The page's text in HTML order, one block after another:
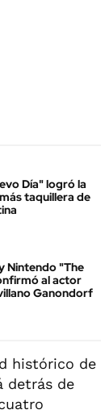
Día" logró la
taquillera de
Nintendo "The
al actor
Ganondorf
histórico de
detrás de